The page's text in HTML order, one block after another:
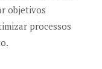
objetivos
processos